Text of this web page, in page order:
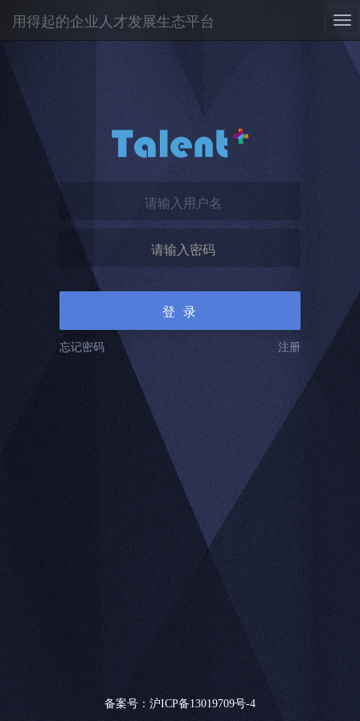
用得起的企业人才发展生态平台
忘记密码 注册
备案号： 沪ICP备13019709号-4